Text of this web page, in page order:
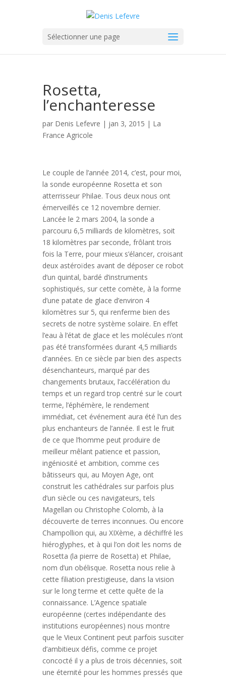
Sélectionner une page
Rosetta,
l’enchanteresse
par Denis Lefevre | jan 3, 2015 | La
France Agricole
Le couple de l’année 2014, c’est, pour moi,
la sonde européenne Rosetta et son
atterrisseur Philae. Tous deux nous ont
émerveillés ce 12 novembre dernier.
Lancée le 2 mars 2004, la sonde a
parcouru 6,5 milliards de kilomètres, soit
18 kilomètres par seconde, frôlant trois
fois la Terre, pour mieux s’élancer, croisant
deux astéroïdes avant de déposer ce robot
d’un quintal, bardé d’instruments
sophistiqués, sur cette comète, à la forme
d’une patate de glace d’environ 4
kilomètres sur 5, qui renferme bien des
secrets de notre système solaire. En effet
l’eau à l’état de glace et les molécules n’ont
pas été transformées durant 4,5 milliards
d’années. En ce siècle par bien des aspects
désenchanteurs, marqué par des
changements brutaux, l’accélération du
temps et un regard trop centré sur le court
terme, l’éphémère, le rendement
immédiat, cet événement aura été l’un des
plus enchanteurs de l’année. Il est le fruit
de ce que l’homme peut produire de
meilleur mêlant patience et passion,
ingéniosité et ambition, comme ces
bâtisseurs qui, au Moyen Age, ont
construit les cathédrales sur parfois plus
d’un siècle ou ces navigateurs, tels
Magellan ou Christophe Colomb, à la
découverte de terres inconnues. Ou encore
Champollion qui, au XIXème, a déchiffré les
hiéroglyphes, et à qui l’on doit les noms de
Rosetta (la pierre de Rosetta) et Philae,
nom d’un obélisque. Rosetta nous relie à
cette filiation prestigieuse, dans la vision
sur le long terme et cette quête de la
connaissance. L’Agence spatiale
européenne (certes indépendante des
institutions européennes) nous montre
que le Vieux Continent peut parfois susciter
d’ambitieux défis, comme ce projet
concocté il y a plus de trois décennies, soit
une éternité pour les hommes pressés que